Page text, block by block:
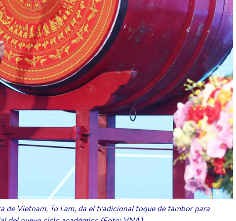
de Vietnam, To Lam, da el tradicional toque de tambor para